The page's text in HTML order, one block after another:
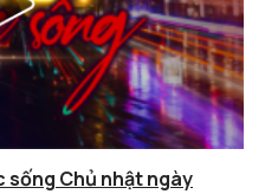
sống Chủ nhật ngày